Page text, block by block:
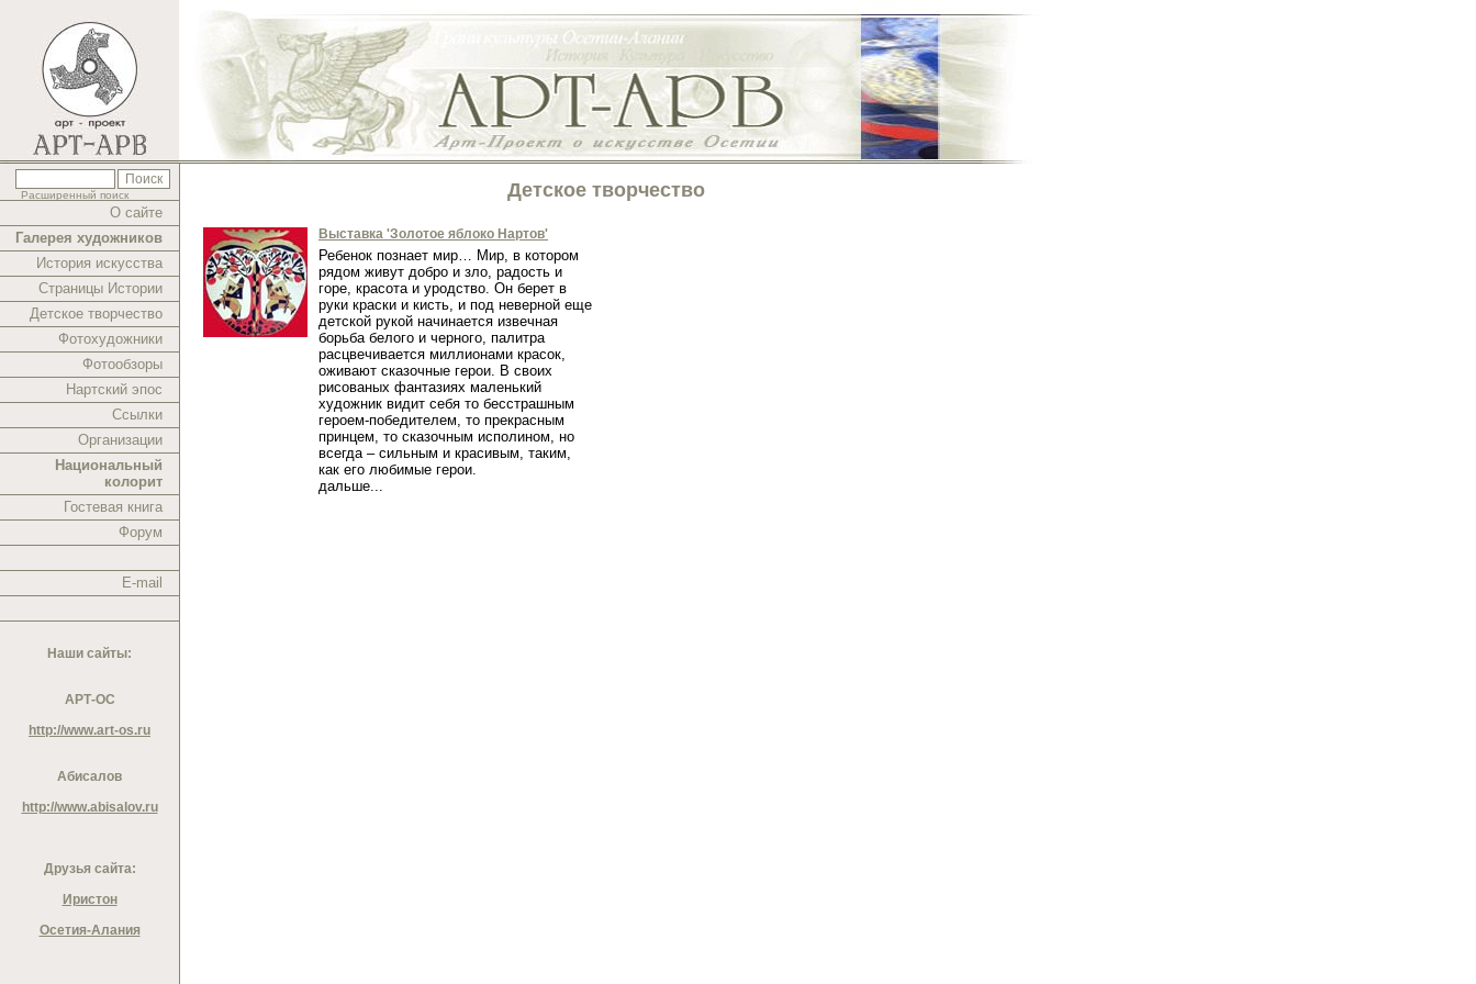
Расширенный поиск
О сайте
Галерея художников
История искусства
Страницы Истории
Детское творчество
Фотохудожники
Фотообзоры
Нартский эпос
Ссылки
Организации
Национальный
колорит
Гостевая книга
Форум
E-mail
Наши сайты:
АРТ-ОС
http://www.art-os.ru
Абисалов
http://www.abisalov.ru
Друзья сайта:
Иристон
Осетия-Алания
Детское творчество
Выставка 'Золотое яблоко Нартов'
Ребенок познает мир… Мир, в котором
рядом живут добро и зло, радость и
горе, красота и уродство. Он берет в
руки краски и кисть, и под неверной еще
детской рукой начинается извечная
борьба белого и черного, палитра
расцвечивается миллионами красок,
оживают сказочные герои. В своих
рисованых фантазиях маленький
художник видит себя то бесстрашным
героем-победителем, то прекрасным
принцем, то сказочным исполином, но
всегда – сильным и красивым, таким,
как его любимые герои.
дальше...